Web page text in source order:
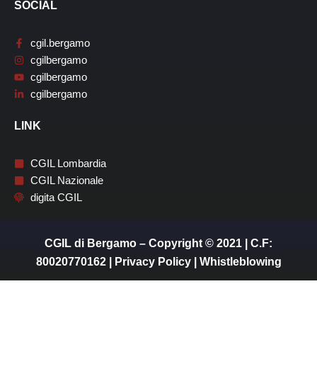
SOCIAL
cgil.bergamo
cgilbergamo
cgilbergamo
cgilbergamo
LINK
CGIL Lombardia
CGIL Nazionale
digita CGIL
CGIL di Bergamo – Copyright © 2021 | C.F:
80020770162 |
Privacy Policy| Whistleblowing